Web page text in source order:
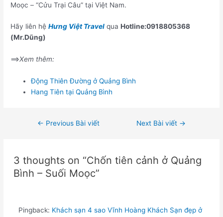
Moọc – “Cửu Trại Câu” tại Việt Nam.
Hãy liên hệHưng Việt Travel quaHotline:0918805368
(Mr.Dũng)
==>Xem thêm:
Động Thiên Đường ở Quảng Bình
Hang Tiên tại Quảng Bình
← Previous Bài viết Next Bài viết →
3 thoughts on “Chốn tiên cảnh ở Quảng
Bình – Suối Moọc”
Pingback: Khách sạn 4 sao Vĩnh Hoàng Khách Sạn đẹp ở